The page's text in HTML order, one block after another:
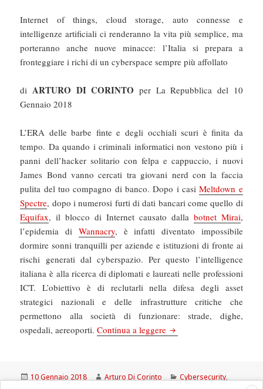
Internet of things, cloud storage, auto connesse e
intelligenze artificiali ci renderanno la vita più semplice, ma
porteranno anche nuove minacce: l’Italia si prepara a
fronteggiare i richi di un cyberspace sempre più affollato
diARTURO DI CORINTO per La Repubblica del 10
Gennaio 2018
L’ERA delle barbe finte e degli occhiali scuri è finita da
tempo. Da quando i criminali informatici non vestono più i
panni dell’hacker solitario con felpa e cappuccio, i nuovi
James Bond vanno cercati tra giovani nerd con la faccia
pulita del tuo compagno di banco. Dopo i casiMeltdown e
Spectre, dopo i numerosi furti di dati bancari come quello di
Equifax, il blocco di Internet causato dalla botnet Mirai,
l’epidemia di Wannacry, è infatti diventato impossibile
dormire sonni tranquilli per aziende e istituzioni di fronte ai
rischi generati dal cyberspazio. Per questo l’intelligence
italiana è alla ricerca di diplomati e laureati nelle professioni
ICT. L’obiettivo è di reclutarli nella difesa degli asset
strategici nazionali e delle infrastrutture critiche che
permettono alla società di funzionare: strade, dighe,
ospedali, aereoporti.Continua a leggere La Repubblica:
Scritto
10 Gennaio 2018 Autore
Arturo Di Corinto Categorie
Cybersecurity,